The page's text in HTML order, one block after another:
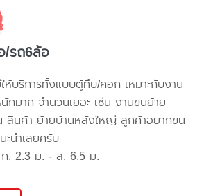
/รถ6ล้อ
บริการทั้งแบบตู้ทึบ/คอก เหมาะกับงาน
มาก จำนวนเยอะ เช่น งานขนย้าย
นค้า ย้ายบ้านหลังใหญ่ ลูกค้าอยากขน
นำเลยครับ
. 2.3 ม. - ล. 6.5 ม.